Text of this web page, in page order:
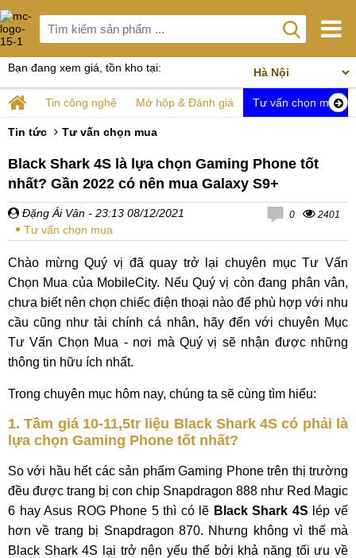
Bạn đang xem giá, tồn kho tại:
Tin công nghệ Mở hộp & Đánh giá Tư vấn chọn mua
Tin tức Tư vấn chọn mua
Black Shark 4S là lựa chọn Gaming Phone tốt
nhất? Gần 2022 có nên mua Galaxy S9+
Đặng Ái Vân - 23:13 08/12/2021
Tư vấn chọn mua
0 2401
Chào mừng Quý vị đã quay trở lại chuyên mục Tư Vấn
Chọn Mua của MobileCity. Nếu Quý vị còn đang phân vân,
chưa biết nên chọn chiếc điện thoại nào để phù hợp với nhu
cầu cũng như tài chính cá nhân, hãy đến với chuyên Mục
Tư Vấn Chọn Mua - nơi mà Quý vị sẽ nhận được những
thông tin hữu ích nhất.
Trong chuyên mục hôm nay, chúng ta sẽ cùng tìm hiểu:
1. Tầm giá 10-11,5tr liệu Black Shark 4S có phải là
lựa chọn Gaming Phone tốt nhất?
So với hầu hết các sản phẩm Gaming Phone trên thị trường
đều được trang bị con chip Snapdragon 888 như Red Magic
6 hay Asus ROG Phone 5 thì có lẽ Black Shark 4S lép vế
hơn về trang bị Snapdragon 870. Nhưng không vì thế mà
Black Shark 4S lại trở nên yếu thế bởi khả năng tối ưu về